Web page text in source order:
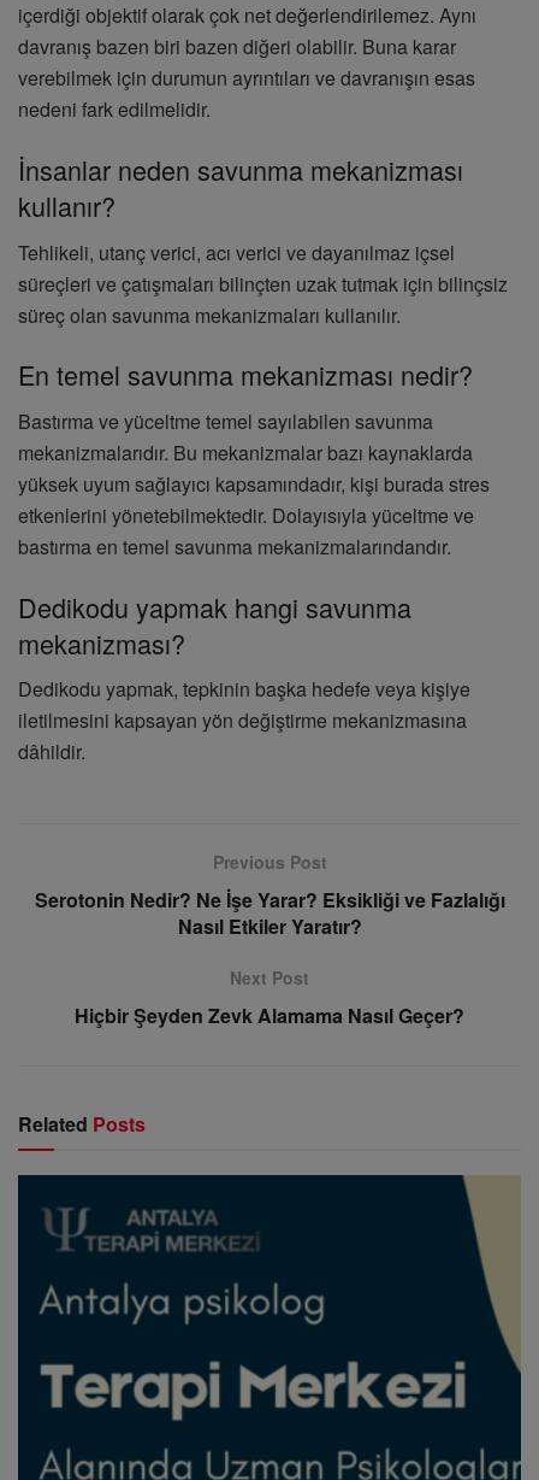
içerdiği objektif olarak çok net değerlendirilemez. Aynı
davranış bazen biri bazen diğeri olabilir. Buna karar
verebilmek için durumun ayrıntıları ve davranışın esas
nedeni fark edilmelidir.
İnsanlar neden savunma mekanizması
kullanır?
Tehlikeli, utanç verici, acı verici ve dayanılmaz içsel
süreçleri ve çatışmaları bilinçten uzak tutmak için bilinçsiz
süreç olan savunma mekanizmaları kullanılır.
En temel savunma mekanizması nedir?
Bastırma ve yüceltme temel sayılabilen savunma
mekanizmalarıdır. Bu mekanizmalar bazı kaynaklarda
yüksek uyum sağlayıcı kapsamındadır, kişi burada stres
etkenlerini yönetebilmektedir. Dolayısıyla yüceltme ve
bastırma en temel savunma mekanizmalarındandır.
Dedikodu yapmak hangi savunma
mekanizması?
Dedikodu yapmak, tepkinin başka hedefe veya kişiye
iletilmesini kapsayan yön değiştirme mekanizmasına
dâhildir.
Previous Post
Serotonin Nedir? Ne İşe Yarar? Eksikliği ve Fazlalığı
Nasıl Etkiler Yaratır?
Next Post
Hiçbir Şeyden Zevk Alamama Nasıl Geçer?
Related Posts